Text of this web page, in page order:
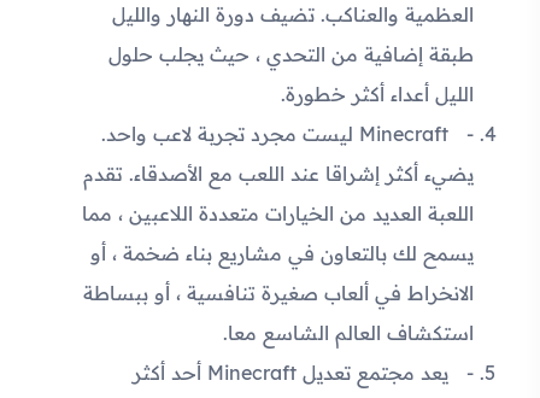
العظمية والعناكب. تضيف دورة النهار والليل
طبقة إضافية من التحدي ، حيث يجلب حلول
الليل أعداء أكثر خطورة.
Minecraft ليست مجرد تجربة لاعب واحد.
يضيء أكثر إشراقا عند اللعب مع الأصدقاء. تقدم
اللعبة العديد من الخيارات متعددة اللاعبين ، مما
يسمح لك بالتعاون في مشاريع بناء ضخمة ، أو
الانخراط في ألعاب صغيرة تنافسية ، أو ببساطة
استكشاف العالم الشاسع معا.
يعد مجتمع تعديل Minecraft أحد أكثر